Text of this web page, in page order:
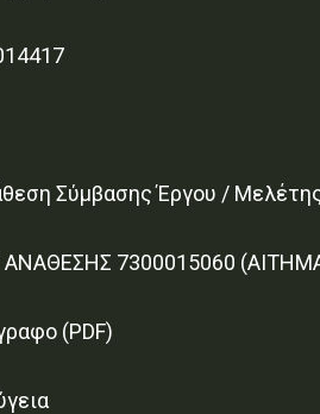
Σύμβασης Έργου /
7300015060
(PDF)